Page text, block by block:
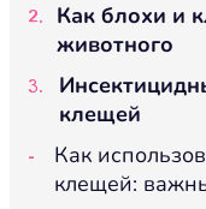
Как блохи и
животного
клещей
Как
клещей: